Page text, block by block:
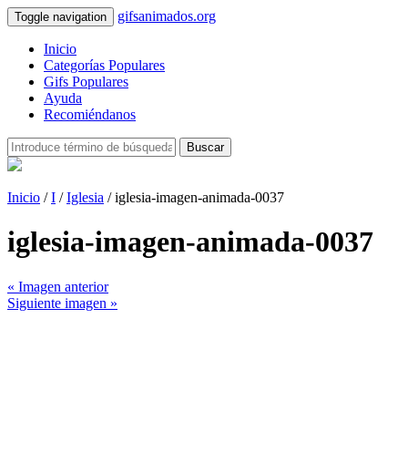
Toggle navigation gifsanimados.org
Inicio
Categorías Populares
Gifs Populares
Ayuda
Recomiéndanos
Buscar
Inicio /I /Iglesia / iglesia-imagen-animada-0037
iglesia-imagen-animada-0037
« Imagen anterior
Siguiente imagen »